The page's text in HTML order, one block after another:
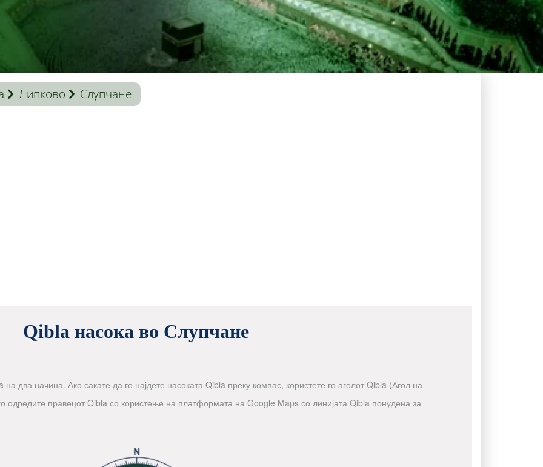
Липково Слупчане
Qibla насока во Слупчане
два начина. Ако сакате да го најдете насоката Qibla преку компас, користете го аголот Qibla (Агол на
правецот Qibla со користење на платформата на Google Maps со линијата Qibla понудена за